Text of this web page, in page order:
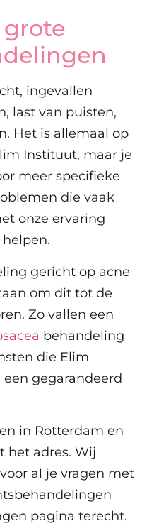
ingevallen
last van puisten,
Het is allemaal op
Instituut, maar je
meer specifieke
die vaak
onze ervaring
gericht op acne
om dit tot de
Zo vallen een
behandeling
die Elim
gegarandeerd
in Rotterdam en
het adres. Wij
al je vragen met
pagina terecht.